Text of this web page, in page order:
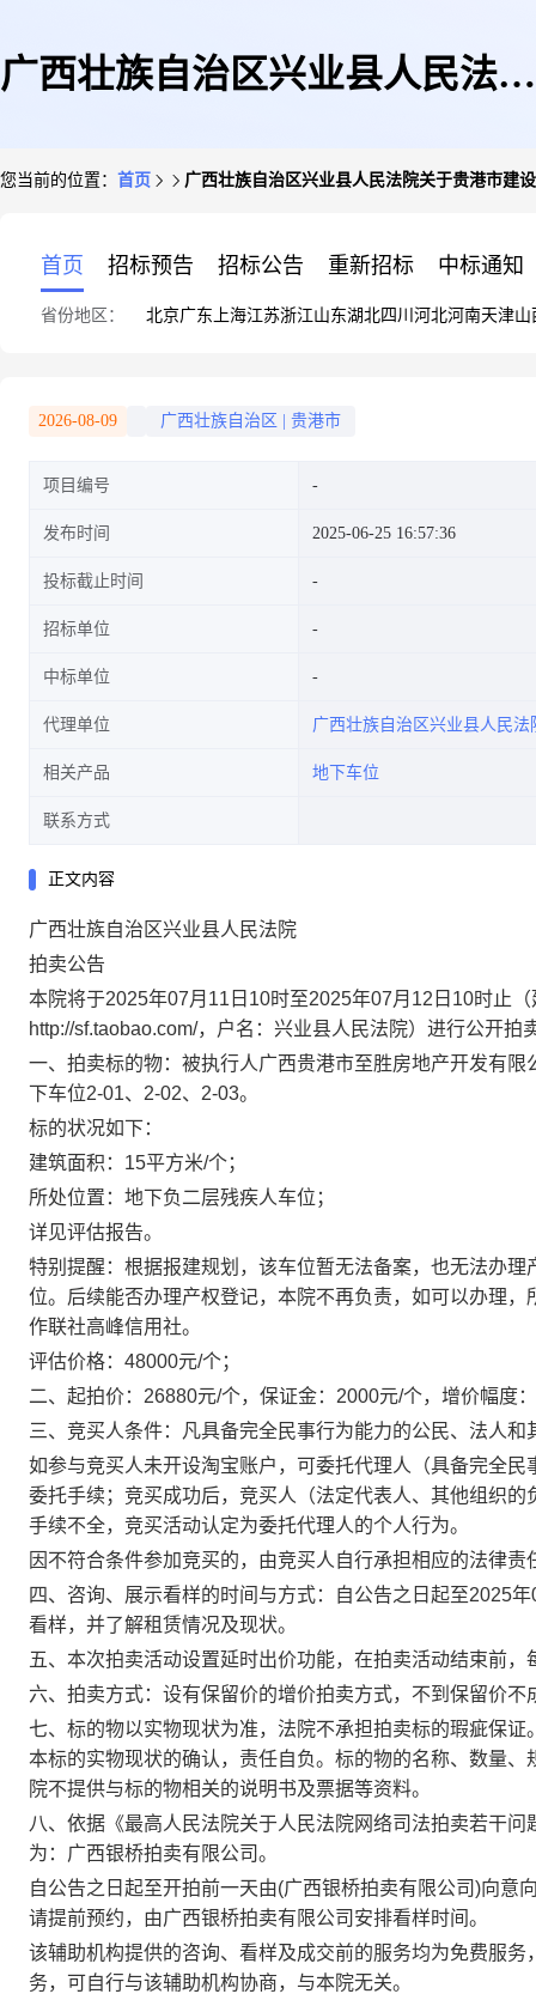
广西壮族自治区兴业县人民法院
2-01(第二次拍卖)的公告(二次)
您当前的位置： 首页 广西壮族自治区兴业县人民法院关于贵港市建
首页 招标预告 招标公告 重新招标 中标通知
省份地区： 北京广东 上海江苏浙江山东湖北四川 河北河南天津山
2026-08-09 广西壮族自治区 贵港市
项目编号
发布时间 2025-06-25 16:57:36
投标截止时间
招标单位
中标单位
代理单位 广西壮族自治区兴业县人民法
相关产品 地下车位
联系方式
正文内容
广西壮族自治区兴业县人民法院
拍卖公告
本院将于2025年07月 11 日 10时至2025年07月 12 日 10时止
http://sf.taobao.com/，户名：兴业县人民法院）进行公开拍
一、 拍卖标的物： 被执行人广西贵港市至胜房地产开发有
下车位2-01、 2-02、 2-03。
标的状况如下：
建筑面积： 15平方米/个；
所处位置：地下负二层残疾人车位 ；
详见评估报告。
特别提醒： 根据报建规划， 该车位暂无法备案，也无法办理
位。后续能否办理产权登记，本院不再负责，如可以办理
作联社高峰信用社。
评估价格： 48000元/个；
二、起拍价： 26880元/个，保证金： 2000元/个，增价幅度：
三、竞买人条件：凡具备完全民事行为能力的公民、法人
如参与竞买人未开设淘宝账户，可委托代理人（具备完全
委托手续；竞买成功后，竞买人（法定代表人、其他组织
手续不全，竞买活动认定为委托代理人的个人行为。
因不符合条件参加竞买的，由竞买人自行承担相应的法律责
四、咨询、展示看样的时间与方式：自公告之日起至2025年
看样，并了解租赁情况及现状。
五、本次拍卖活动设置延时出价功能，在拍卖活动结束前，
六、拍卖方式：设有保留价的增价拍卖方式，不到保留价不
七、标的物以实物现状为准，法院不承担拍卖标的瑕疵保
本标的实物现状的确认，责任自负。标的物的名称、数量
院不提供与标的物相关的说明书及票据等资料。
八、依据《最高人民法院关于人民法院网络司法拍卖若干
为：广西银桥拍卖有限公司。
自公告之日起至开拍前一天由(广西银桥拍卖有限公司)向意
请提前预约，由广西银桥拍卖有限公司安排看样时间。
该辅助机构提供的咨询、看样及成交前的服务均为免费服
务，可自行与该辅助机构协商，与本院无关。